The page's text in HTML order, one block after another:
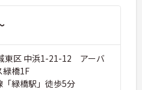
東区 中浜1-21-12 アーバ
緑橋1F
緑橋駅」徒歩5分